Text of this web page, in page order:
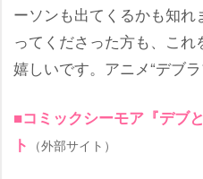
ーソンも出てくるかも知
ってくださった方も、こ
嬉しいです。アニメ“デブ
■コミックシーモア『デブ
ト （外部サイト）